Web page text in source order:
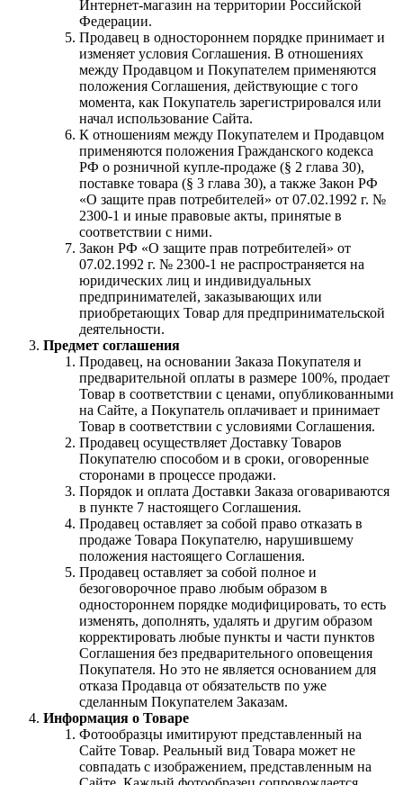
Интернет-магазин на территории Российской
Федерации.
Продавец в одностороннем порядке принимает и
изменяет условия Соглашения. В отношениях
между Продавцом и Покупателем применяются
положения Соглашения, действующие с того
момента, как Покупатель зарегистрировался или
начал использование Сайта.
К отношениям между Покупателем и Продавцом
применяются положения Гражданского кодекса
РФ о розничной купле-продаже (§ 2 глава 30),
поставке товара (§ 3 глава 30), а также Закон РФ
«О защите прав потребителей» от 07.02.1992 г. №
2300-1 и иные правовые акты, принятые в
соответствии с ними.
Закон РФ «О защите прав потребителей» от
07.02.1992 г. № 2300-1 не распространяется на
юридических лиц и индивидуальных
предпринимателей, заказывающих или
приобретающих Товар для предпринимательской
деятельности.
Предмет соглашения
Продавец, на основании Заказа Покупателя и
предварительной оплаты в размере 100%, продает
Товар в соответствии с ценами, опубликованными
на Сайте, а Покупатель оплачивает и принимает
Товар в соответствии с условиями Соглашения.
Продавец осуществляет Доставку Товаров
Покупателю способом и в сроки, оговоренные
сторонами в процессе продажи.
Порядок и оплата Доставки Заказа оговариваются
в пункте 7 настоящего Соглашения.
Продавец оставляет за собой право отказать в
продаже Товара Покупателю, нарушившему
положения настоящего Соглашения.
Продавец оставляет за собой полное и
безоговорочное право любым образом в
одностороннем порядке модифицировать, то есть
изменять, дополнять, удалять и другим образом
корректировать любые пункты и части пунктов
Соглашения без предварительного оповещения
Покупателя. Но это не является основанием для
отказа Продавца от обязательств по уже
сделанным Покупателем Заказам.
Информация о Товаре
Фотообразцы имитируют представленный на
Сайте Товар. Реальный вид Товара может не
совпадать с изображением, представленным на